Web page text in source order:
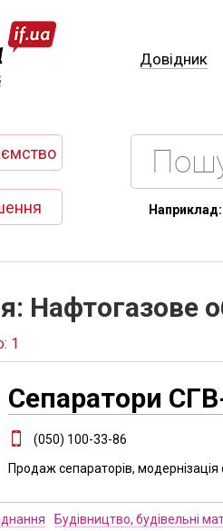
Довідник
Наприклад:
Нафтогазове
1
Сепаратори
(050) 100-33-86
Продаж сепараторів, модернізація
Будівництво, будівельні